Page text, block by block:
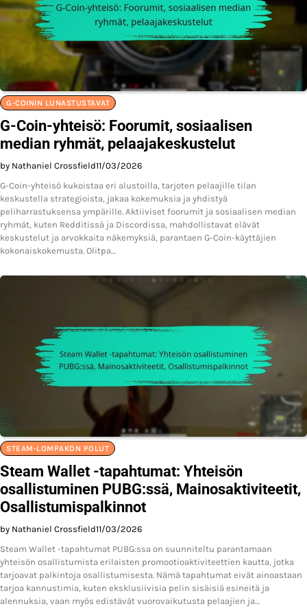
G-COININ LUNASTUSTAVAT
G-Coin-yhteisö: Foorumit, sosiaalisen
median ryhmät, pelaajakeskustelut
by Nathaniel Crossfield11/03/2026
G-Coin-yhteisö kukoistaa eri alustoilla, tarjoten pelaajille tilan
keskustella strategioista, jakaa kokemuksia ja yhdistyä
peliharrastuksensa ympärille. Aktiiviset foorumit ja sosiaalisen median
ryhmät, kuten Redditissä ja Discordissa, mahdollistavat elävät
keskustelut ja arvokkaita näkemyksiä, parantaen G-Coin-käyttäjien
kokonaiskokemusta. Olitpa…
STEAM-LOMPAKON POLUT
Steam Wallet -tapahtumat: Yhteisön
osallistuminen PUBG:ssä, Mainosaktiviteetit,
Osallistumispalkinnot
by Nathaniel Crossfield11/03/2026
Steam Wallet -tapahtumat PUBG:ssa on suunniteltu parantamaan
yhteisön osallistumista erilaisten promootioaktiviteettien kautta, jotka
tarjoavat palkintoja osallistumisesta. Nämä tapahtumat eivät ainoastaan
tarjoa kannustimia, kuten eksklusiivisia pelin sisäisiä esineitä ja
alennuksia, vaan myös edistävät vuorovaikutusta pelaajien ja…